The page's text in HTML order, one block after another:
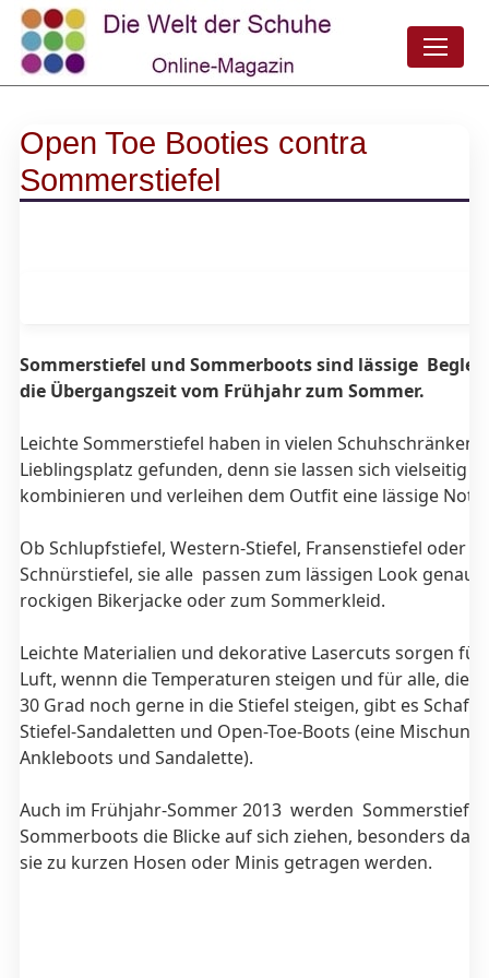
Open Toe Booties contra
Sommerstiefel
Sommerstiefel und Sommerboots sind lässige
die Übergangszeit vom Frühjahr zum Sommer.
Leichte Sommerstiefel haben in vielen Schuhschränken
Lieblingsplatz gefunden, denn sie lassen sich vielseitig
kombinieren und verleihen dem Outfit eine lässige
Ob Schlupfstiefel, Western-Stiefel, Fransenstiefel oder
Schnürstiefel, sie alle passen zum lässigen Look
rockigen Bikerjacke oder zum Sommerkleid.
Leichte Materialien und dekorative Lasercuts sorgen für
Luft, wennn die Temperaturen steigen und für alle, die
30 Grad noch gerne in die Stiefel steigen, gibt es
Stiefel-Sandaletten und Open-Toe-Boots (eine Mischung
Ankleboots und Sandalette).
Auch im Frühjahr-Sommer 2013 werden Sommerstiefel
Sommerboots die Blicke auf sich ziehen, besonders
sie zu kurzen Hosen oder Minis getragen werden.